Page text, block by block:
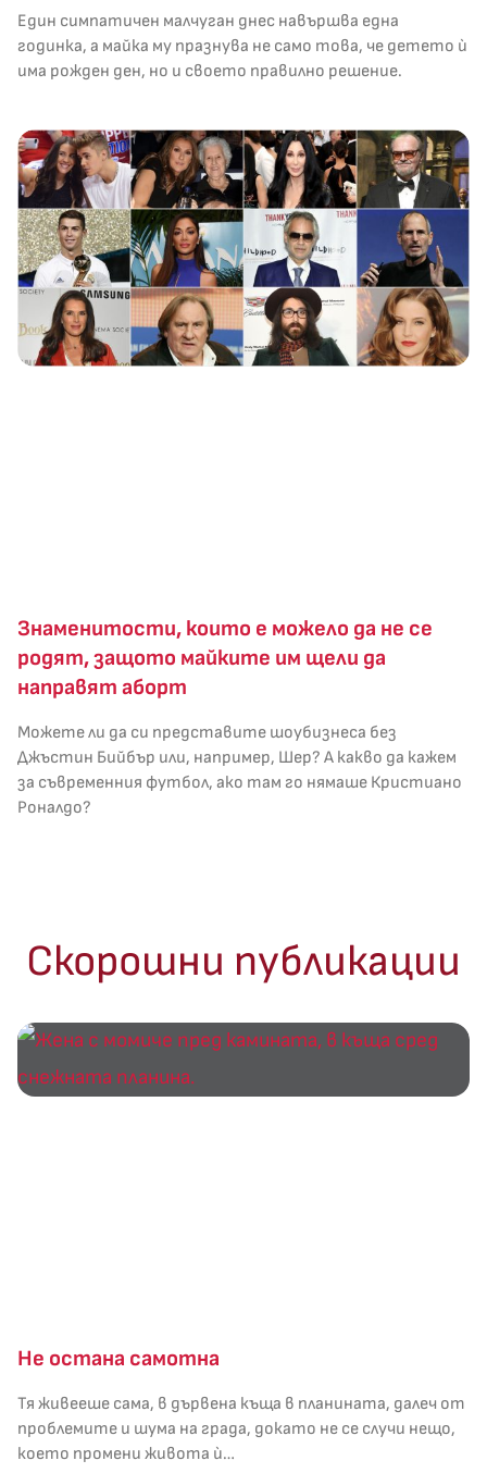
Един симпатичен малчуган днес навършва една
годинка, а майка му празнува не само това, че детето ѝ
има рожден ден, но и своето правилно решение.
Знаменитости, които е можело да не се
родят, защото майките им щели да
направят аборт
Можете ли да си представите шоубизнеса без
Джъстин Бийбър или, например, Шер? А какво да кажем
за съвременния футбол, ако там го нямаше Кристиано
Роналдо?
Скорошни публикации
Не остана самотна
Тя живееше сама, в дървена къща в планината, далеч от
проблемите и шума на града, докато не се случи нещо,
което промени живота ѝ…